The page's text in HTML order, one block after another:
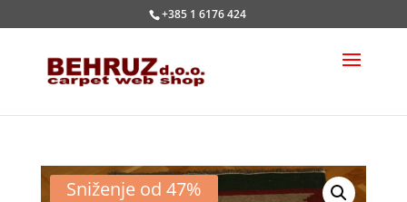
+385 1 6176 424
Sniženje od 47%